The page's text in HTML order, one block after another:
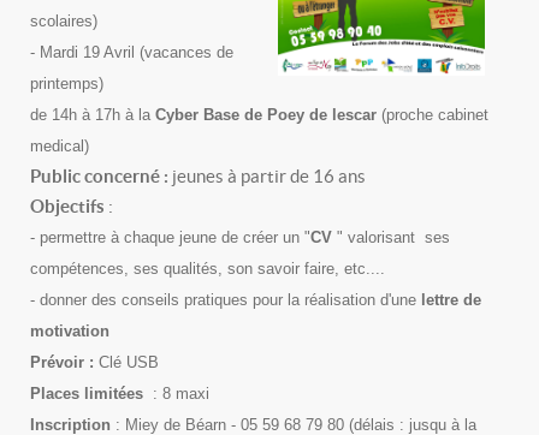
scolaires)
- Mardi 19 Avril (vacances de
printemps)
de 14h à 17h à laCyber Base de Poey de lescar (proche cabinet
medical)
Public concerné : jeunes à partir de 16 ans
Objectifs :
- permettre à chaque jeune de créer un "CV " valorisant ses
compétences, ses qualités, son savoir faire, etc....
- donner des conseils pratiques pour la réalisation d'une lettre de
motivation
Prévoir : Clé USB
Places limitées : 8 maxi
Inscription : Miey de Béarn - 05 59 68 79 80 (délais : jusqu à la